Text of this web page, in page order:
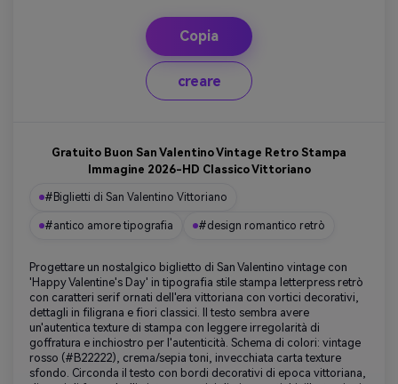
Copia
creare
Gratuito Buon San Valentino Vintage Retro Stampa
Immagine 2026-HD Classico Vittoriano
#Biglietti di San Valentino Vittoriano
#antico amore tipografia #design romantico retrò
Progettare un nostalgico biglietto di San Valentino vintage con
'Happy Valentine's Day' in tipografia stile stampa letterpress retrò
con caratteri serif ornati dell'era vittoriana con vortici decorativi,
dettagli in filigrana e fiori classici. Il testo sembra avere
un'autentica texture di stampa con leggere irregolarità di
goffratura e inchiostro per l'autenticità. Schema di colori: vintage
rosso (#B22222), crema/sepia toni, invecchiata carta texture
sfondo. Circonda il testo con bordi decorativi di epoca vittoriana,